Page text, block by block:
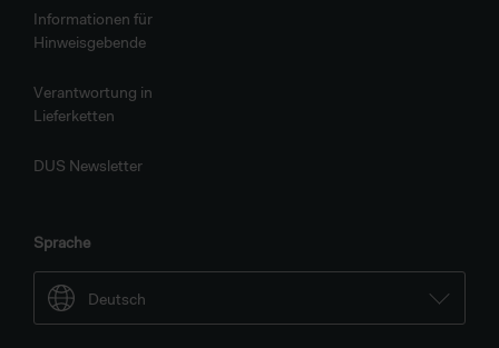
Informationen für
Hinweisgebende
Verantwortung in
Lieferketten
DUS Newsletter
Sprache
Deutsch